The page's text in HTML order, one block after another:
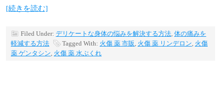
[続きを読む]
Filed Under: デリケートな身体の悩みを解決する方法, 体の痛みを
軽減する方法
Tagged With: 火傷 薬 市販, 火傷 薬 リンデロン, 火傷
薬 ゲンタシン, 火傷 薬 水ぶくれ